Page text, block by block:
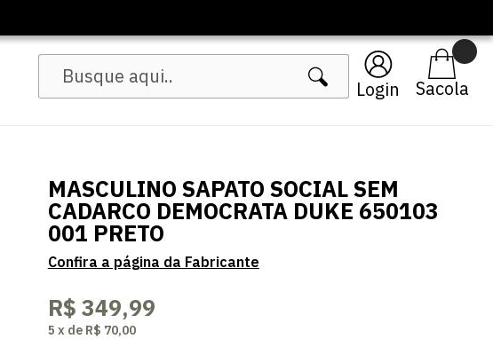
Login
MASCULINO SAPATO SOCIAL SEM
CADARCO DEMOCRATA DUKE 650103
001 PRETO
R$ 349,99
5 x de R$ 70,00